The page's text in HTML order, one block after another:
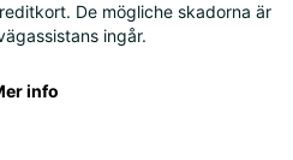
De mögliche skadorna är
ingår.
info